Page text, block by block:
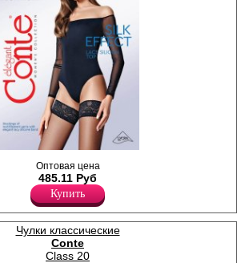
Плотные чулки из
мультифибры с ажурной
резинкой (8,5 см) на
силиконе; усиленный мысок.
Плотность 40ден
Полиамид 84%
Эластан 16%
Оптовая цена
485.11 Руб
Купить
Чулки классические
Conte
Class 20